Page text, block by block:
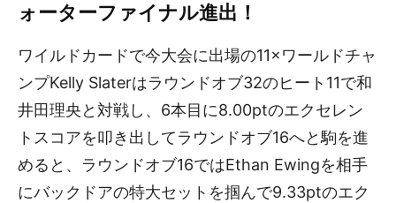
ォーターファイナル進出！
ワイルドカードで今大会に出場の11×ワールドチャ
ンプKelly Slaterはラウンドオブ32のヒート11で和
井田理央と対戦し、6本目に8.00ptのエクセレン
トスコアを叩き出してラウンドオブ16へと駒を進
めると、ラウンドオブ16ではEthan Ewingを相手
にバックドアの特大セットを掴んで9.33ptのエク